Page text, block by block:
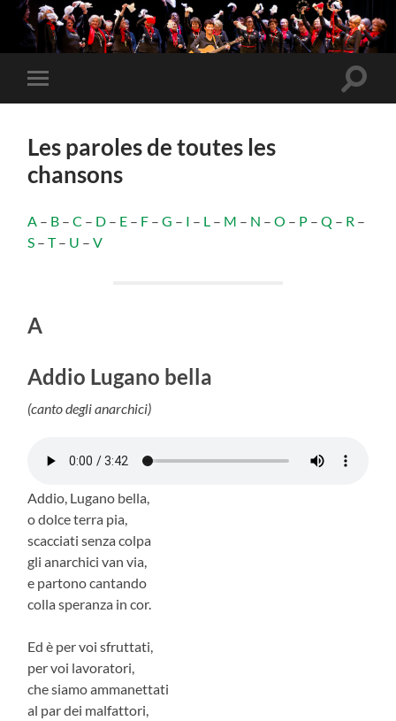
Toggle
mobile
Toggle
Les paroles de toutes les
chansons
A – B –C – D – E – F –G – I – L – M – N –O – P –Q – R –
S –T– U –V
A
Addio Lugano bella
(canto degli anarchici)
Addio, Lugano bella,
o dolce terra pia,
scacciati senza colpa
gli anarchici van via,
e partono cantando
colla speranza in cor.
Ed è per voi sfruttati,
per voi lavoratori,
che siamo ammanettati
al par dei malfattori,